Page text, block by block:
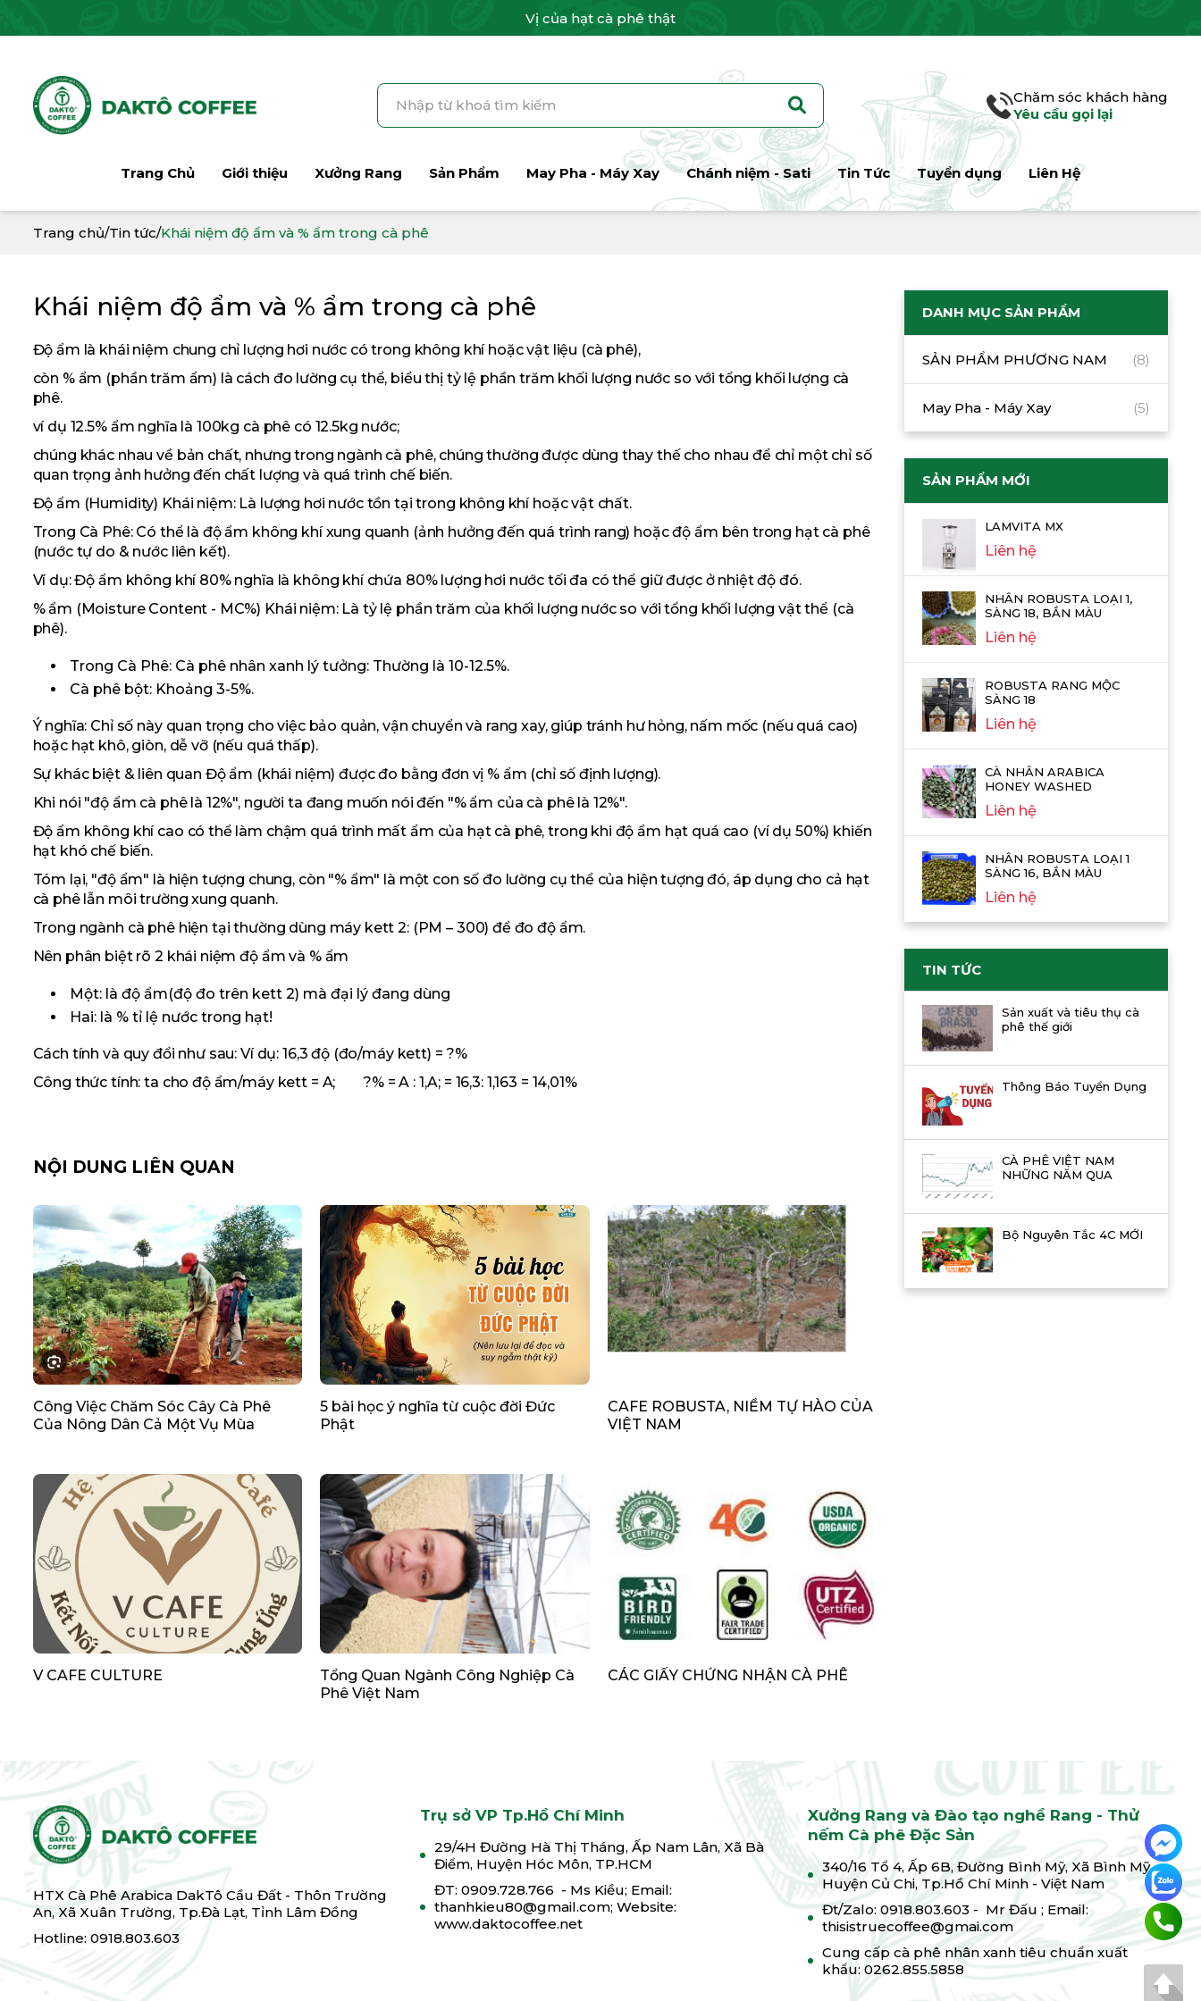
Vị của hạt cà phê thật
Chăm sóc khách hàng
Yêu cầu gọi lại
Trang Chủ Giới thiệu Xưởng Rang Sản Phẩm May Pha - Máy Xay Chánh niệm - Sati Tin Tức Tuyển dụng Liên Hệ
Trang chủ/Tin tức/Khái niệm độ ẩm và % ẩm trong cà phê
Khái niệm độ ẩm và % ẩm trong cà phê
Độ ẩm là khái niệm chung chỉ lượng hơi nước có trong không khí hoặc vật liệu (cà phê),
còn % ẩm (phần trăm ẩm) là cách đo lường cụ thể, biểu thị tỷ lệ phần trăm khối lượng nước so với tổng khối lượng cà
phê.
ví dụ 12.5% ẩm nghĩa là 100kg cà phê có 12.5kg nước;
chúng khác nhau về bản chất, nhưng trong ngành cà phê, chúng thường được dùng thay thế cho nhau để chỉ một chỉ số
quan trọng ảnh hưởng đến chất lượng và quá trình chế biến.
Độ ẩm (Humidity) Khái niệm: Là lượng hơi nước tồn tại trong không khí hoặc vật chất.
Trong Cà Phê: Có thể là độ ẩm không khí xung quanh (ảnh hưởng đến quá trình rang) hoặc độ ẩm bên trong hạt cà phê
(nước tự do & nước liên kết).
Ví dụ: Độ ẩm không khí 80% nghĩa là không khí chứa 80% lượng hơi nước tối đa có thể giữ được ở nhiệt độ đó.
% ẩm (Moisture Content - MC%) Khái niệm: Là tỷ lệ phần trăm của khối lượng nước so với tổng khối lượng vật thể (cà
phê).
Trong Cà Phê: Cà phê nhân xanh lý tưởng: Thường là 10-12.5%.
Cà phê bột: Khoảng 3-5%.
Ý nghĩa: Chỉ số này quan trọng cho việc bảo quản, vận chuyển và rang xay, giúp tránh hư hỏng, nấm mốc (nếu quá cao)
hoặc hạt khô, giòn, dễ vỡ (nếu quá thấp).
Sự khác biệt & liên quan Độ ẩm (khái niệm) được đo bằng đơn vị % ẩm (chỉ số định lượng).
Khi nói "độ ẩm cà phê là 12%", người ta đang muốn nói đến "% ẩm của cà phê là 12%".
Độ ẩm không khí cao có thể làm chậm quá trình mất ẩm của hạt cà phê, trong khi độ ẩm hạt quá cao (ví dụ 50%) khiến
hạt khó chế biến.
Tóm lại, "độ ẩm" là hiện tượng chung, còn "% ẩm" là một con số đo lường cụ thể của hiện tượng đó, áp dụng cho cả hạt
cà phê lẫn môi trường xung quanh.
Trong ngành cà phê hiện tại thường dùng máy kett 2: (PM – 300) để đo độ ẩm.
Nên phân biệt rõ 2 khái niệm độ ẩm và % ẩm
Một: là độ ẩm(độ đo trên kett 2) mà đại lý đang dùng
Hai: là % tỉ lệ nước trong hạt!
Cách tính và quy đổi như sau: Ví dụ: 16,3 độ (đo/máy kett) = ?%
Công thức tính: ta cho độ ẩm/máy kett = A; ?% = A : 1,A; = 16,3: 1,163 = 14,01%
NỘI DUNG LIÊN QUAN
Công Việc Chăm Sóc Cây Cà Phê
Của Nông Dân Cả Một Vụ Mùa
5 bài học ý nghĩa từ cuộc đời Đức
Phật
CAFE ROBUSTA, NIỀM TỰ HÀO CỦA
VIỆT NAM
V CAFE CULTURE
Tổng Quan Ngành Công Nghiệp Cà
Phê Việt Nam
CÁC GIẤY CHỨNG NHẬN CÀ PHÊ
DANH MỤC SẢN PHẨM
SẢN PHẨM PHƯƠNG NAM (8)
May Pha - Máy Xay (5)
SẢN PHẨM MỚI
LAMVITA MX
Liên hệ
NHÂN ROBUSTA LOẠI 1,
SÀNG 18, BẮN MÀU
Liên hệ
ROBUSTA RANG MỘC
SÀNG 18
Liên hệ
CÀ NHÂN ARABICA
HONEY WASHED
Liên hệ
NHÂN ROBUSTA LOẠI 1
SÀNG 16, BẮN MÀU
Liên hệ
TIN TỨC
Sản xuất và tiêu thụ cà
phê thế giới
Thông Báo Tuyển Dụng
CÀ PHÊ VIỆT NAM
NHỮNG NĂM QUA
Bộ Nguyên Tắc 4C MỚI
HTX Cà Phê Arabica DakTô Cầu Đất - Thôn Trường
An, Xã Xuân Trường, Tp.Đà Lạt, Tỉnh Lâm Đồng
Hotline: 0918.803.603
Trụ sở VP Tp.Hồ Chí Minh
29/4H Đường Hà Thị Tháng, Ấp Nam Lân, Xã Bà
Điểm, Huyện Hóc Môn, TP.HCM
ĐT: 0909.728.766 - Ms Kiều; Email:
thanhkieu80@gmail.com; Website:
www.daktocoffee.net
Xưởng Rang và Đào tạo nghề Rang - Thử
nếm Cà phê Đặc Sản
340/16 Tổ 4, Ấp 6B, Đường Bình Mỹ, Xã Bình Mỹ,
Huyện Củ Chi, Tp.Hồ Chí Minh - Việt Nam
Đt/Zalo: 0918.803.603 - Mr Đấu ; Email:
thisistruecoffee@gmai.com
Cung cấp cà phê nhân xanh tiêu chuẩn xuất
khẩu: 0262.855.5858